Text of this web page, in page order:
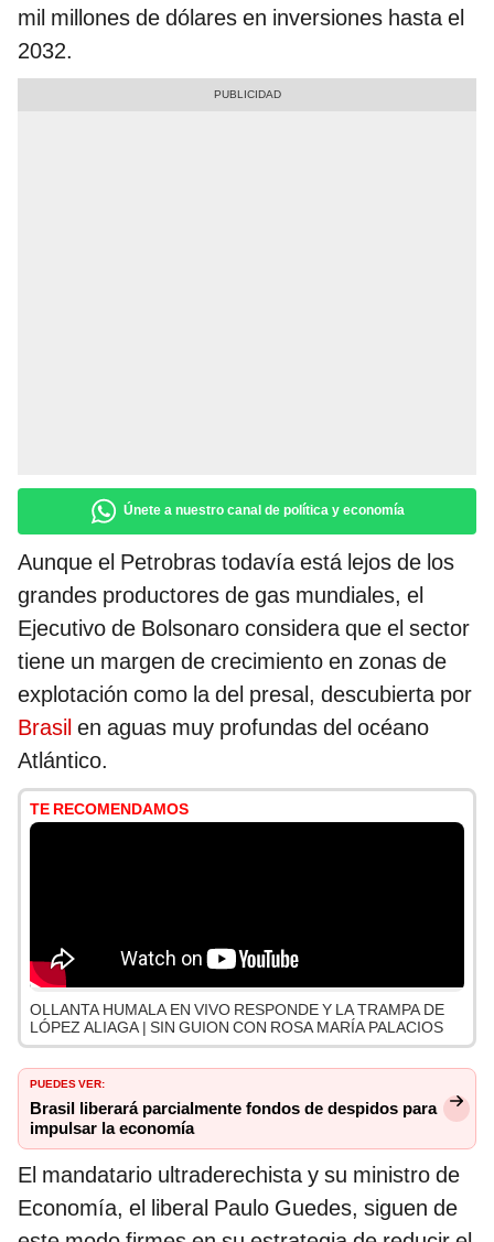
mil millones de dólares en inversiones hasta el
2032.
Únete a nuestro canal de política y economía
Aunque el Petrobras todavía está lejos de los
grandes productores de gas mundiales, el
Ejecutivo de Bolsonaro considera que el sector
tiene un margen de crecimiento en zonas de
explotación como la del presal, descubierta por
Brasil en aguas muy profundas del océano
Atlántico.
TE RECOMENDAMOS
OLLANTA HUMALA EN VIVO RESPONDE Y LA TRAMPA DE
LÓPEZ ALIAGA | SIN GUION CON ROSA MARÍA PALACIOS
PUEDES VER:
Brasil liberará parcialmente fondos de despidos para
impulsar la economía
El mandatario ultraderechista y su ministro de
Economía, el liberal Paulo Guedes, siguen de